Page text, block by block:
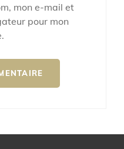
mon e-mail et
pour mon